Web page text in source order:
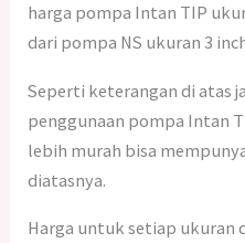
harga pompa Intan TIP
dari pompa NS ukuran 3
Seperti keterangan di atas
penggunaan pompa Intan
lebih murah bisa
diatasnya.
Harga untuk setiap ukuran